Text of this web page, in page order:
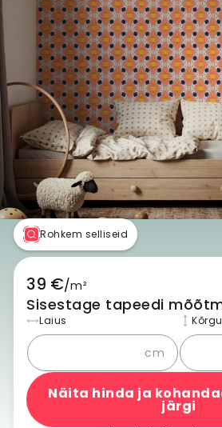
Rohkem selliseid
39 €/m²
Sisestage tapeedi
Laius
cm
Näita hinda ja
järgi